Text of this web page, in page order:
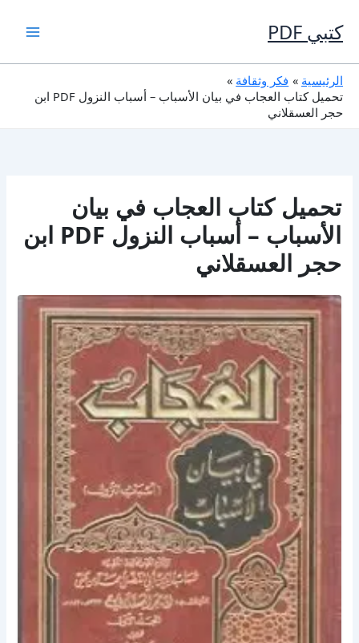
إلى
المحتوى
كتبي PDF
الرئيسية
فكر وثقافة
تحميل كتاب العجاب في بيان الأسباب – أسباب النزول PDF ابن
حجر العسقلاني
تحميل كتاب العجاب في بيان
الأسباب – أسباب النزول PDF ابن
حجر العسقلاني